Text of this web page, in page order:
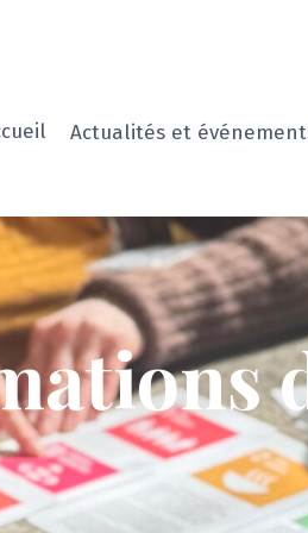
Actualités et